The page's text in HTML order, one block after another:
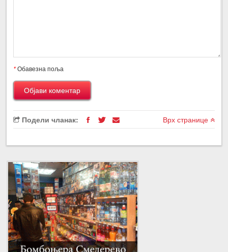
*Обавезна поља
Подели чланак: Врх странице